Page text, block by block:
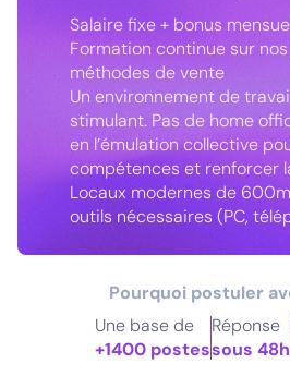
Salaire fixe + bonus
Formation continue sur
méthodes de vente
Un environnement de
stimulant. Pas de home
en l’émulation collective
compétences et renforcer
Locaux modernes de
outils nécessaires (PC,
Pourquoi postuler
Une base de
+1400 postes
Réponse
sous 48h